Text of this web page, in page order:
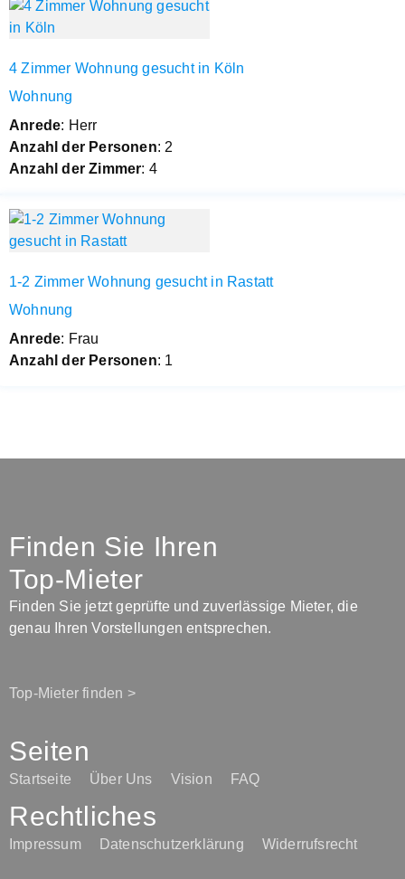
4 Zimmer Wohnung gesucht in Köln
Wohnung
Anrede: Herr
Anzahl der Personen: 2
Anzahl der Zimmer: 4
1-2 Zimmer Wohnung gesucht in Rastatt
Wohnung
Anrede: Frau
Anzahl der Personen: 1
Finden Sie Ihren
Top-Mieter
Finden Sie jetzt geprüfte und zuverlässige Mieter, die
genau Ihren Vorstellungen entsprechen.
Top-Mieter finden >
Seiten
Startseite Über Uns Vision FAQ
Rechtliches
Impressum Datenschutzerklärung Widerrufsrecht